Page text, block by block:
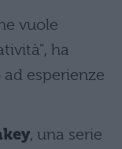
vuole
ha
esperienze
, una serie